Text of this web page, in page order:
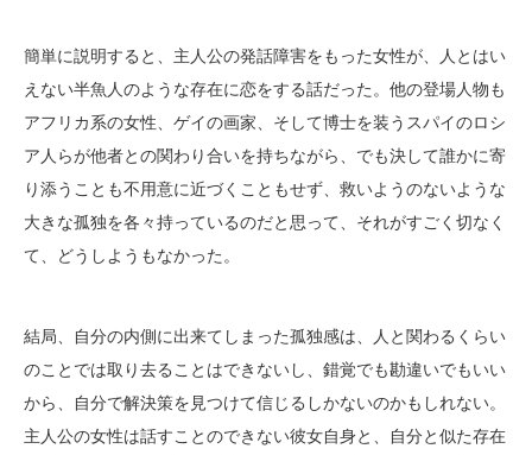
簡単に説明すると、主人公の発話障害をもった女性が、人とはい
えない半魚人のような存在に恋をする話だった。他の登場人物も
アフリカ系の女性、ゲイの画家、そして博士を装うスパイのロシ
ア人らが他者との関わり合いを持ちながら、でも決して誰かに寄
り添うことも不用意に近づくこともせず、救いようのないような
大きな孤独を各々持っているのだと思って、それがすごく切なく
て、どうしようもなかった。
結局、自分の内側に出来てしまった孤独感は、人と関わるくらい
のことでは取り去ることはできないし、錯覚でも勘違いでもいい
から、自分で解決策を見つけて信じるしかないのかもしれない。
主人公の女性は話すことのできない彼女自身と、自分と似た存在